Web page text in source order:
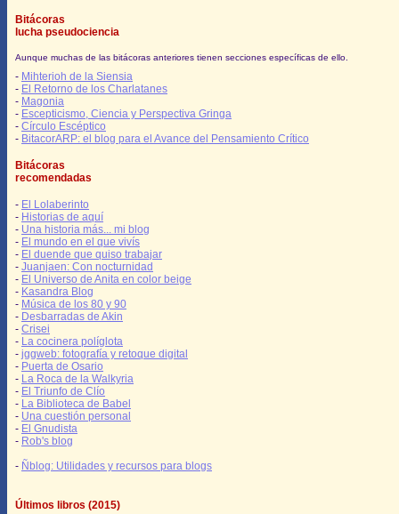
Bitácoras
lucha pseudociencia
Aunque muchas de las bitácoras anteriores tienen secciones específicas de ello.
- Mihterioh de la Siensia
- El Retorno de los Charlatanes
- Magonia
- Escepticismo, Ciencia y Perspectiva Gringa
- Círculo Escéptico
- BitacorARP: el blog para el Avance del Pensamiento Crítico
Bitácoras
recomendadas
- El Lolaberinto
- Historias de aquí
- Una historia más... mi blog
- El mundo en el que vivís
- El duende que quiso trabajar
- Juanjaen: Con nocturnidad
- El Universo de Anita en color beige
- Kasandra Blog
- Música de los 80 y 90
- Desbarradas de Akin
- Crisei
- La cocinera políglota
- jggweb: fotografía y retoque digital
- Puerta de Osario
- La Roca de la Walkyria
- El Triunfo de Clío
- La Biblioteca de Babel
- Una cuestión personal
- El Gnudista
- Rob's blog
- Ñblog: Utilidades y recursos para blogs
Últimos libros (2015)